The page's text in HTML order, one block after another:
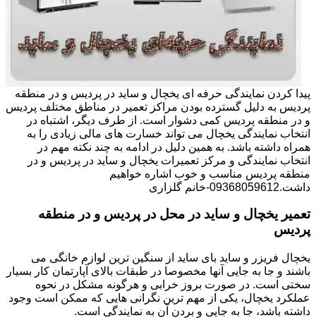
پیدا کردن نمایندگی حرفه ای یخچال و ساید در پردیس و در منطقه
پردیس به دلیل گسترده بودن مراکز تعمیر در مناطق مختلف پردیس
و در منطقه پردیس کمی دشوار است. از طرف دیگر، اشتباه در
انتخاب نمایندگی یخچال می تواند خسارت های مالی زیادی را به
همراه داشته باشد. به همین دلیل در ادامه به چند نکته مهم در
انتخاب نمایندگی و مرکز تعمیرات یخچال و ساید در پردیس و در
منطقه پردیس مناسب و خوب اشاره خواهیم
داشت.09368059612-خانم گلزاری
تعمیر یخچال و ساید در محل در پردیس و در منطقه
پردیس
یخچال فریزر و ساید بای ساید از سنگین ترین لوازم خانگی می
باشند و جا به جایی آنها مخصوصا در طبقات بالای آپارتمان کار بسیار
سختی است. در صورت بروز خرابی و هرگونه مشکل در نحوه
عملکرد یخچال، یکی از مهم ترین نگرانی هایی که ممکن است وجود
داشته باشد، جا به جایی و بردن آن به نمایندگی است.